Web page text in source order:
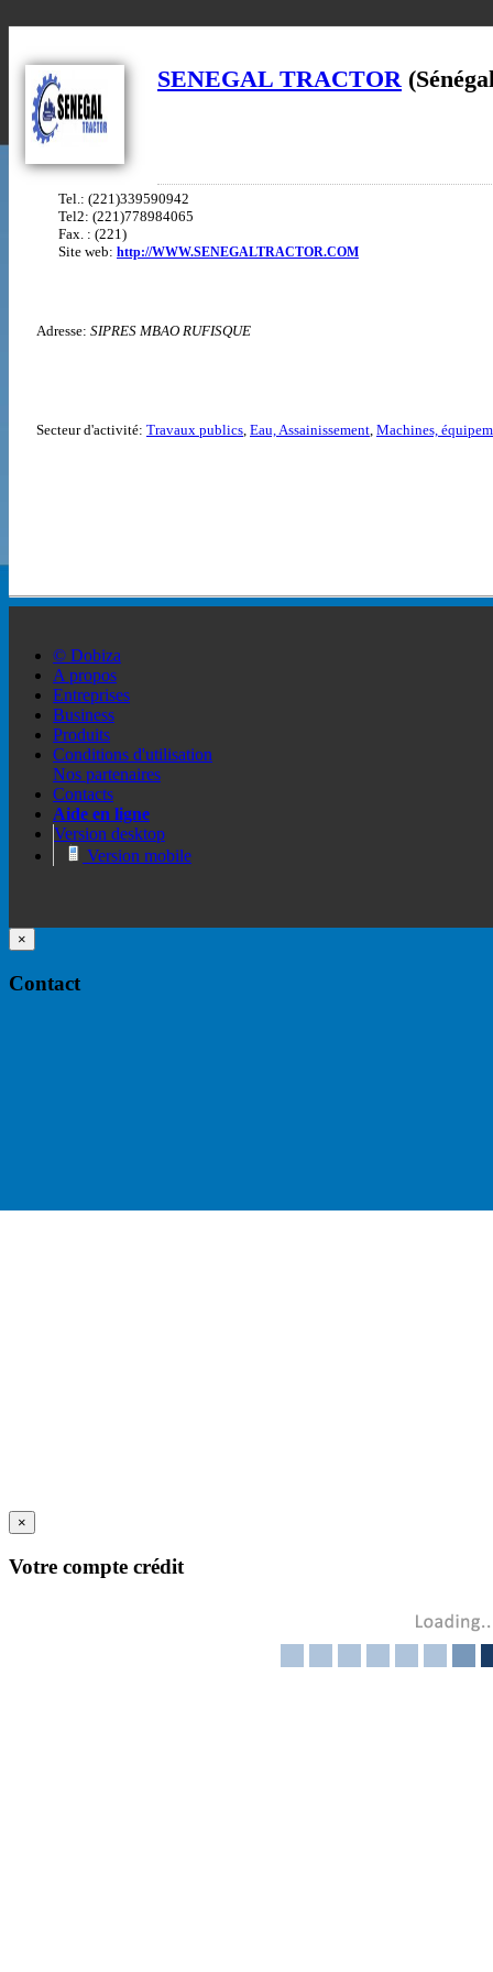
SENEGAL TRACTOR
Tel.: (221)339590942
Tel2: (221)778984065
Fax. : (221)
Site web: http://WWW.SENEGALTRACTOR.COM
Adresse: SIPRES MBAO RUFISQUE
Secteur d'activité: Travaux publics, Eau, Assainissement, Machines,
© Dobiza
A propos
Entreprises
Business
Produits
Conditions d'utilisation
Nos partenaires
Contacts
Aide en ligne
Version desktop
Version mobile
×
Contact
×
Votre compte crédit